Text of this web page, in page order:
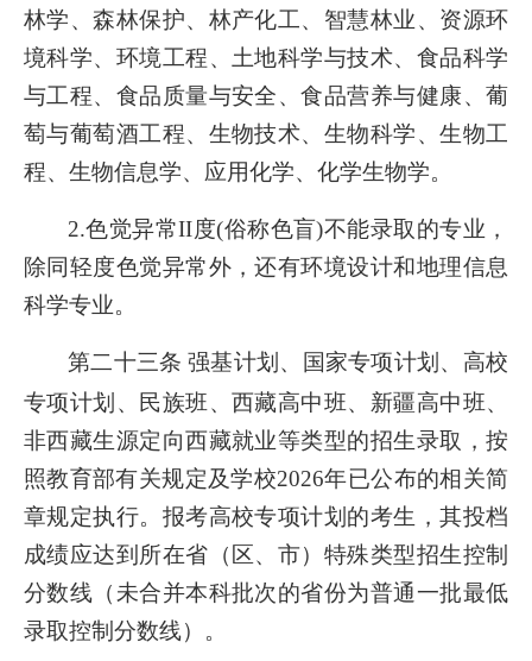
林学、森林保护、林产化工、智慧林业、资源环
境科学、环境工程、土地科学与技术、食品科学
与工程、食品质量与安全、食品营养与健康、葡
萄与葡萄酒工程、生物技术、生物科学、生物工
程、生物信息学、应用化学、化学生物学。
2.色觉异常II度(俗称色盲)不能录取的专业，
除同轻度色觉异常外，还有环境设计和地理信息
科学专业。
第二十三条 强基计划、国家专项计划、高校
专项计划、民族班、西藏高中班、新疆高中班、
非西藏生源定向西藏就业等类型的招生录取，按
照教育部有关规定及学校2026年已公布的相关简
章规定执行。报考高校专项计划的考生，其投档
成绩应达到所在省（区、市）特殊类型招生控制
分数线（未合并本科批次的省份为普通一批最低
录取控制分数线）。